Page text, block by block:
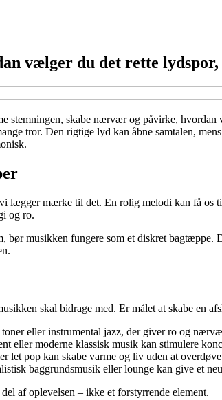
vælger du det rette
stemningen, skabe nærvær og påvirke,
tror. Den rigtige lyd kan åbne samtalen,
lægger mærke til det. En rolig melodi kan få os
og ro.
bør musikken fungere som et diskret
skal bidrage med. Er målet at skabe en
eller instrumental jazz, der giver ro og
eller moderne klassisk musik kan stimulere
let pop kan skabe varme og liv uden at
baggrundsmusik eller lounge kan give et
af oplevelsen – ikke et forstyrrende element.